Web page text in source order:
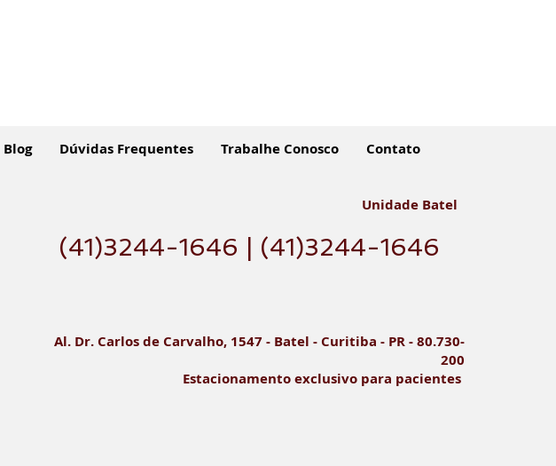
Indicações!
Blog Dúvidas Frequentes Trabalhe Conosco Contato
Unidade Batel
(41)3244-1646 | (41)3244-1646
Al. Dr. Carlos de Carvalho, 1547 - Batel - Curitiba - PR - 80.730-
200
Estacionamento exclusivo para pacientes